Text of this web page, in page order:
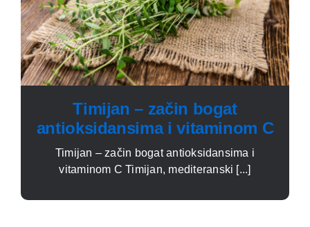
Timijan – začin bogat
antioksidansima i vitaminom C
Timijan – začin bogat antioksidansima i
vitaminom C Timijan, mediteranski [...]